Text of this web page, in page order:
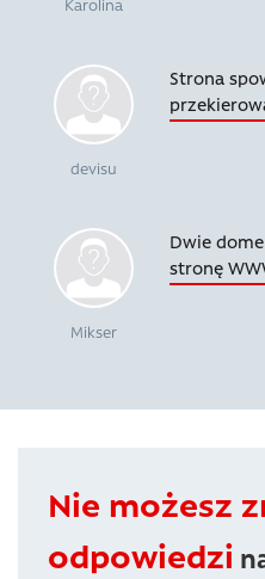
Karolina
devisu
Strona
Mikser
Dwie
stronę
Nie możesz
odpowiedzi